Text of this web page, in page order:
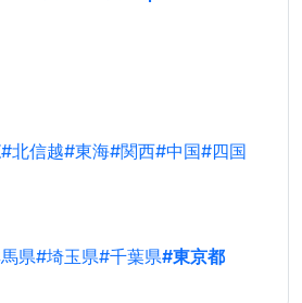
#北信越#東海#関西#中国#四国
県#埼玉県#千葉県#東京都